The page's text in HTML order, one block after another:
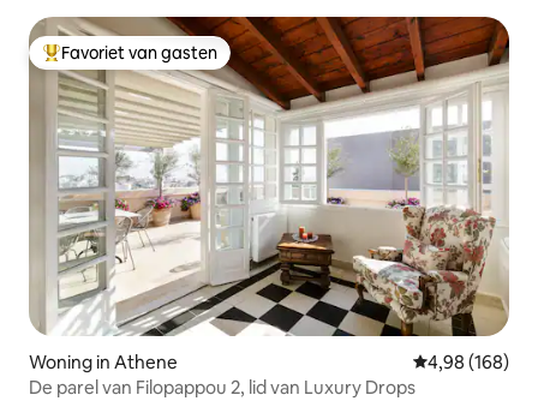
Topfavoriet van gasten
Favoriet van gasten
Woning in Athene Gemiddelde
4,98 (168)
De parel van Filopappou 2, lid van Luxury Drops